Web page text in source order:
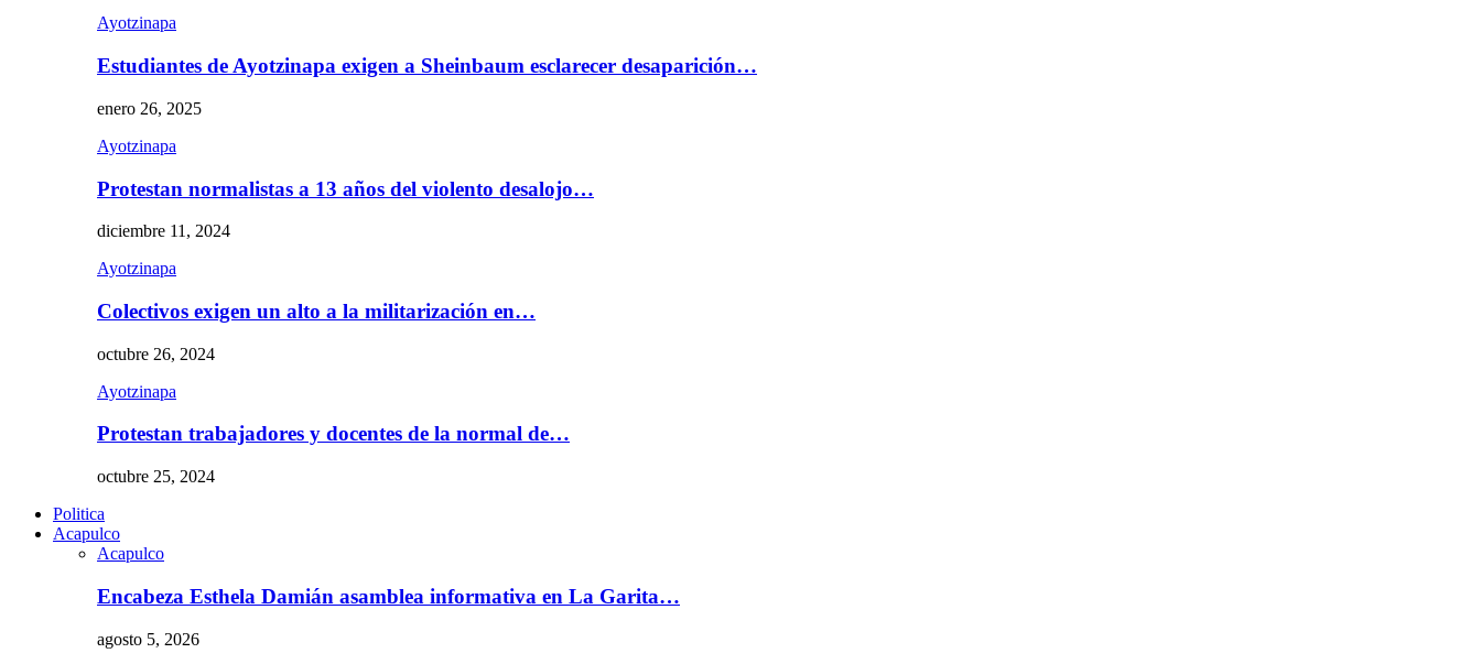
Ayotzinapa
Estudiantes de Ayotzinapa exigen a Sheinbaum esclarecer desaparición…
enero 26, 2025
Ayotzinapa
Protestan normalistas a 13 años del violento desalojo…
diciembre 11, 2024
Ayotzinapa
Colectivos exigen un alto a la militarización en…
octubre 26, 2024
Ayotzinapa
Protestan trabajadores y docentes de la normal de…
octubre 25, 2024
Politica
Acapulco
Acapulco
Encabeza Esthela Damián asamblea informativa en La Garita…
agosto 5, 2026